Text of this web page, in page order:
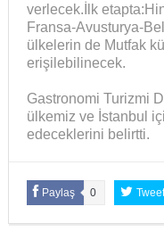
verlecek.İlk
Fransa-Avusturya-
ülkelerin de Mutfak
erişilebilinecek.
Gastronomi Turizmi
ülkemiz ve İstanbul
edeceklerini belirtti.
Paylaş 0